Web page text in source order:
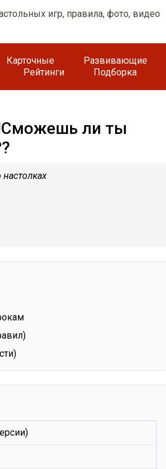
Карточные Развивающие
Рейтинги Подборка
ли ты